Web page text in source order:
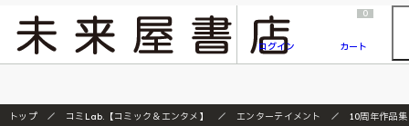
『ONE PIECE magazine 021 ONE PIECEカード付き同梱版』発売延期のご案内
ログイン
0
カート
トップ コミLab.【コミック＆エンタメ】 エンターテイメント 10周年作品